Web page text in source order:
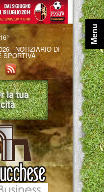
- NOTIZIARIO DI
SPORTIVA
Menu